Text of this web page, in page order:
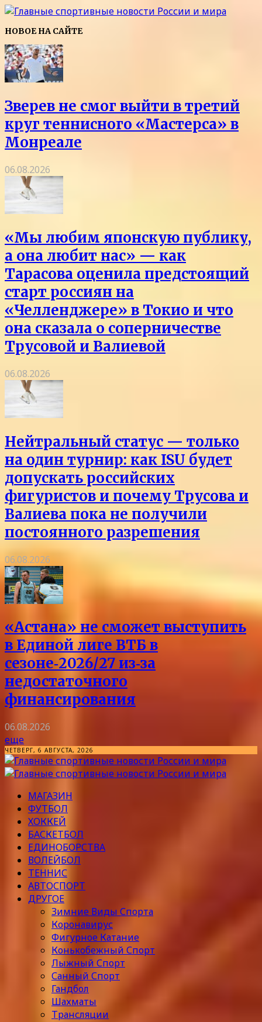
НОВОЕ НА САЙТЕ
Зверев не смог выйти в третий
круг теннисного «Мастерса» в
Монреале
06.08.2026
«Мы любим японскую публику,
а она любит нас» — как
Тарасова оценила предстоящий
старт россиян на
«Челленджере» в Токио и что
она сказала о соперничестве
Трусовой и Валиевой
06.08.2026
Нейтральный статус — только
на один турнир: как ISU будет
допускать российских
фигуристов и почему Трусова и
Валиева пока не получили
постоянного разрешения
06.08.2026
«Астана» не сможет выступить
в Единой лиге ВТБ в
сезоне‑2026/27 из‑за
недостаточного
финансирования
06.08.2026
еще
ЧЕТВЕРГ, 6 АВГУСТА, 2026
МАГАЗИН
ФУТБОЛ
ХОККЕЙ
БАСКЕТБОЛ
ЕДИНОБОРСТВА
ВОЛЕЙБОЛ
ТЕННИС
АВТОСПОРТ
ДРУГОЕ
Зимние Виды Спорта
Коронавирус
Фигурное Катание
Конькобежный Спорт
Лыжный Спорт
Санный Спорт
Гандбол
Шахматы
Трансляции